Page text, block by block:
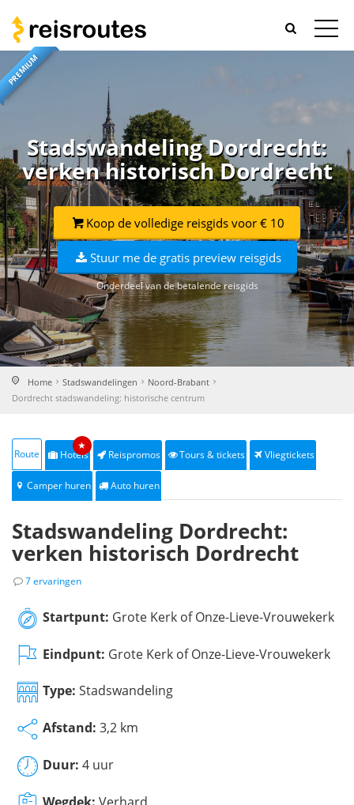
PREMIUM
Stadswandeling Dordrecht:
verken historisch Dordrecht
Koop de volledige reisgids voor € 10
Stuur me de gratis preview reisgids
Onderdeel van de betalende reisgids
Home Stadswandelingen
Noord-Brabant
Dordrecht stadswandeling: historische centrum
Route Hotels
★
Reispromos Tours & tickets Vliegtickets
Camper huren Auto huren
Stadswandeling Dordrecht:
verken historisch Dordrecht
7 ervaringen
Startpunt: Grote Kerk of Onze-Lieve-Vrouwekerk
Eindpunt: Grote Kerk of Onze-Lieve-Vrouwekerk
Type: Stadswandeling
Afstand: 3,2 km
Duur: 4 uur
Wegdek: Verhard